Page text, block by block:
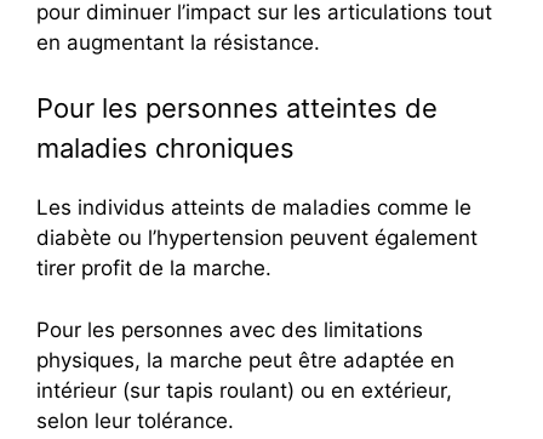
pour diminuer l’impact sur les articulations tout
en augmentant la résistance.
Pour les personnes atteintes de
maladies chroniques
Les individus atteints de maladies comme le
diabète ou l’hypertension peuvent également
tirer profit de la marche.
Pour les personnes avec des limitations
physiques, la marche peut être adaptée en
intérieur (sur tapis roulant) ou en extérieur,
selon leur tolérance.